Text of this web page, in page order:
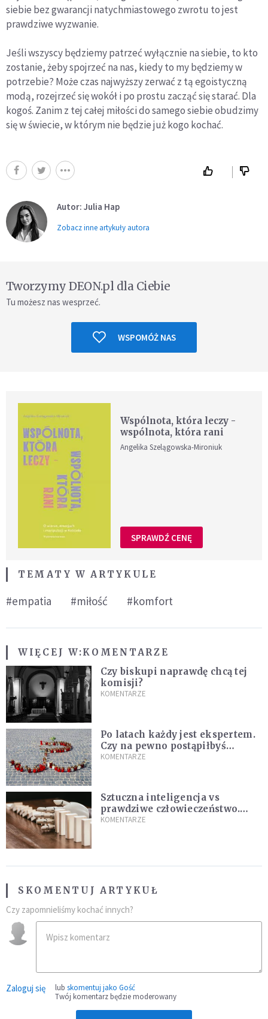
siebie bez gwarancji natychmiastowego zwrotu to jest
prawdziwe wyzwanie.
Jeśli wszyscy będziemy patrzeć wyłącznie na siebie, to kto
zostanie, żeby spojrzeć na nas, kiedy to my będziemy w
potrzebie? Może czas najwyższy zerwać z tą egoistyczną
modą, rozejrzeć się wokół i po prostu zacząć się starać. Dla
kogoś. Zanim z tej całej miłości do samego siebie obudzimy
się w świecie, w którym nie będzie już kogo kochać.
Autor: Julia Hap
Zobacz inne artykuły autora
Tworzymy DEON.pl dla Ciebie
Tu możesz nas wesprzeć.
WSPOMÓŻ NAS
Wspólnota, która leczy -
wspólnota, która rani
Angelika Szelągowska-Mironiuk
SPRAWDŹ CENĘ
TEMATY W ARTYKULE
#empatia #miłość #komfort
WIĘCEJ W:KOMENTARZE
Czy biskupi naprawdę chcą tej
komisji?
KOMENTARZE
Po latach każdy jest ekspertem.
Czy na pewno postąpiłbyś
inaczej?
KOMENTARZE
Sztuczna inteligencja vs
prawdziwe człowieczeństwo.
Dlaczego AI nie nauczy nas
KOMENTARZE
SKOMENTUJ ARTYKUŁ
Czy zapomnieliśmy kochać innych?
Zaloguj się lub skomentuj jako Gość
Twój komentarz będzie moderowany